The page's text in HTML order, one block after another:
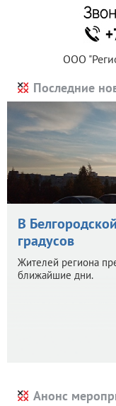
ООО
Последние
В
градусов
Жителей региона
ближайшие дни.
Анонс